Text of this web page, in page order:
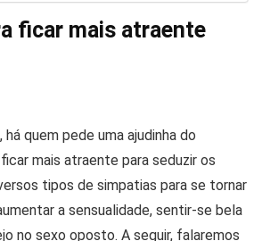
ficar mais atraente
há quem pede uma ajudinha do
mais atraente para seduzir os
tipos de simpatias para se tornar
a sensualidade, sentir-se bela
no sexo oposto. A seguir, falaremos